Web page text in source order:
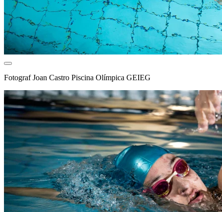
FotografJoan Castro Piscina Olímpica GEIEG